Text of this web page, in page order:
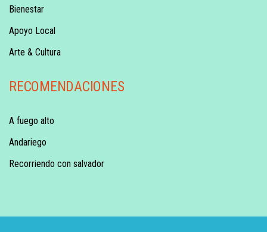
Bienestar
Apoyo Local
Arte & Cultura
RECOMENDACIONES
A fuego alto
Andariego
Recorriendo con salvador